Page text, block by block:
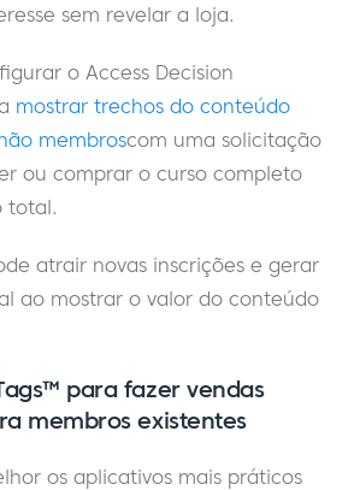
sem revelar a loja.
o Access Decision
mostrar trechos do conteúdo
membroscom uma solicitação
ou comprar o curso completo
total.
atrair novas inscrições e gerar
ao mostrar o valor do conteúdo
para fazer vendas
membros existentes
os aplicativos mais práticos